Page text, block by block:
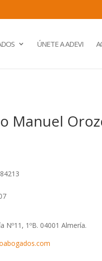
ÚNETE A ADEVI
Manuel
Nº11, 1ºB. 04001 Almería.